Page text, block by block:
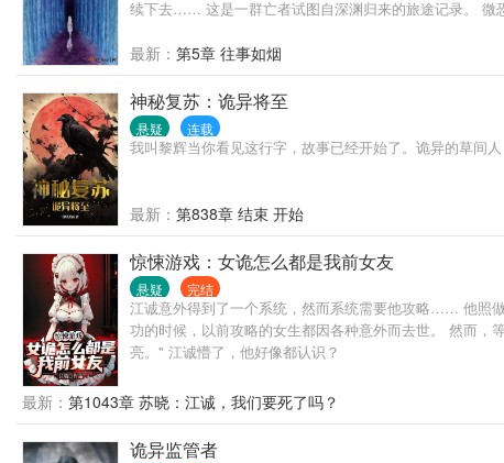
续下去…… 这是一群亡者试图自深渊归来的旅途记录。 微
最新： 第5章 往事如烟
神秘复苏：诡异将至
悬疑 连载
我叫黎辉当你看见这行字，故事已经开始了。诡异的草
最新： 第838章 结束 开始
惊悚游戏：女诡怎么都是我前女友
悬疑 完结
江诚意外得到了一个系统，然而系统需要他攻略…… 他照做
功的时候，以前攻略的女生都因各种意外而去世。 然而
亮。" 江诚懵了，他好像都认识？
最新： 第1043章 苏晓：江诚，我们要死了吗？
诡异监管者